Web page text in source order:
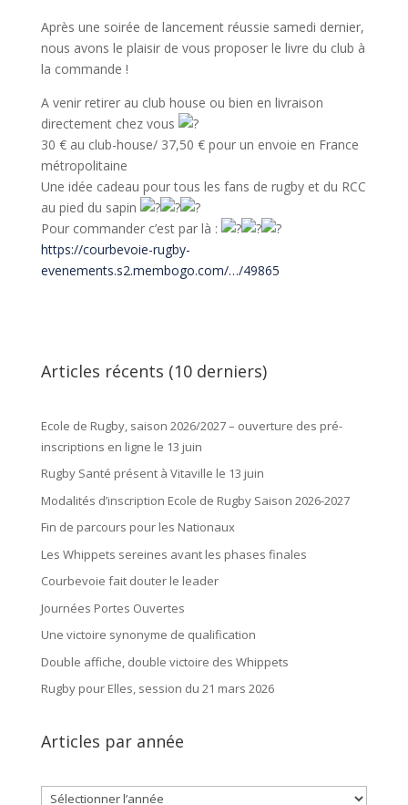
Après une soirée de lancement réussie samedi dernier,
nous avons le plaisir de vous proposer le livre du club à
la commande !
A venir retirer au club house ou bien en livraison
directement chez vous
30 € au club-house/ 37,50 € pour un envoie en France
métropolitaine
Une idée cadeau pour tous les fans de rugby et du RCC
au pied du sapin
Pour commander c’est par là :
https://courbevoie-rugby-
evenements.s2.membogo.com/…/49865
Articles récents (10 derniers)
Ecole de Rugby, saison 2026/2027 – ouverture des pré-
inscriptions en ligne le 13 juin
Rugby Santé présent à Vitaville le 13 juin
Modalités d’inscription Ecole de Rugby Saison 2026-2027
Fin de parcours pour les Nationaux
Les Whippets sereines avant les phases finales
Courbevoie fait douter le leader
Journées Portes Ouvertes
Une victoire synonyme de qualification
Double affiche, double victoire des Whippets
Rugby pour Elles, session du 21 mars 2026
Articles par année
Archives